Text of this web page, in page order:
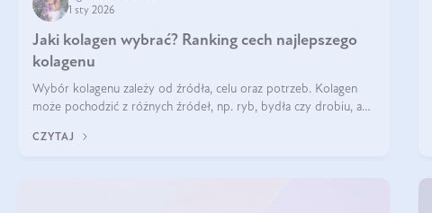
1 sty 2026
Jaki kolagen wybrać? Ranking cech najlepszego
kolagenu
Wybór kolagenu zależy od źródła, celu oraz potrzeb. Kolagen
może pochodzić z różnych źródeł, np. ryb, bydła czy drobiu, a
sprawdza się kolagen rybi, a dla wspierania stawów — kolagen
CZYTAJ